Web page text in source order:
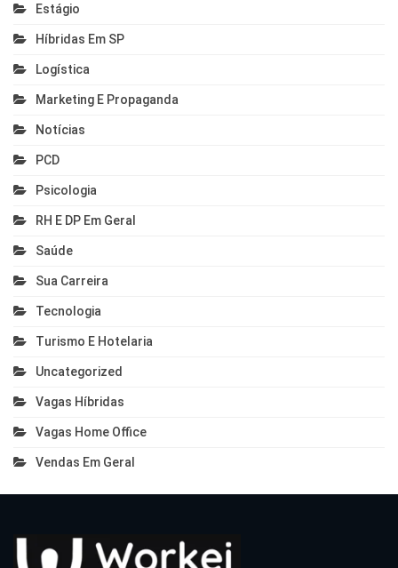
Estágio
Híbridas Em SP
Logística
Marketing E Propaganda
Notícias
PCD
Psicologia
RH E DP Em Geral
Saúde
Sua Carreira
Tecnologia
Turismo E Hotelaria
Uncategorized
Vagas Híbridas
Vagas Home Office
Vendas Em Geral